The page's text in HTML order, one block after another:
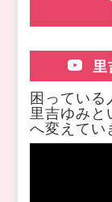
困っている
里吉ゆみ
へ変えてい